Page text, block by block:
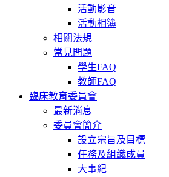
活動影音
活動相簿
相關法規
常見問題
學生FAQ
教師FAQ
臨床教育委員會
最新消息
委員會簡介
設立宗旨及目標
任務及組織成員
大事紀